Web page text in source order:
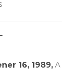
16, 1989, A